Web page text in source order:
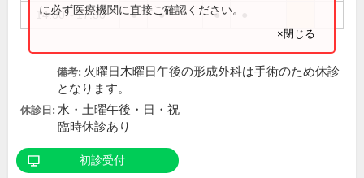
14:30～17:30 ● ● ●
に必ず医療機関に直接ご確認ください。
×閉じる
備考: 火曜日木曜日午後の形成外科は手術のため休診
となります。
休診日: 水・土曜午後・日・祝
臨時休診あり
初診受付